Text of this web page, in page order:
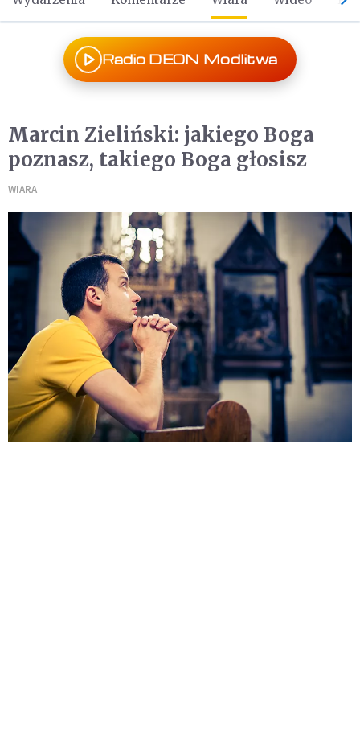
Radio DEON Modlitwa
Marcin Zieliński: jakiego Boga
poznasz, takiego Boga głosisz
WIARA